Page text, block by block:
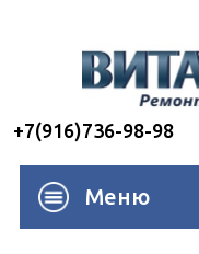
+7(916)736-98-98
Меню